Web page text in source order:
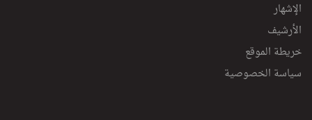
الإشهار
الأرشيف
خريطة الموقع
سياسة الخصوصية